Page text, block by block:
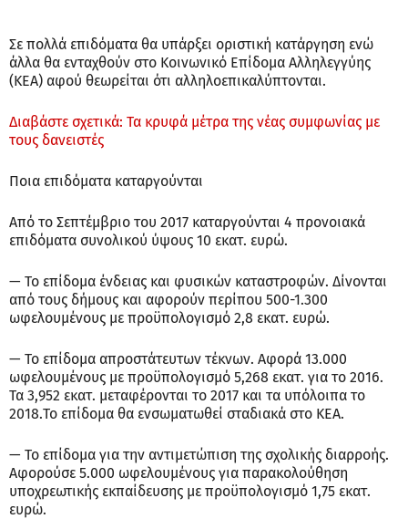
Σε πολλά επιδόματα θα υπάρξει οριστική κατάργηση ενώ
άλλα θα ενταχθούν στο Κοινωνικό Επίδομα Αλληλεγγύης
(ΚΕΑ) αφού θεωρείται ότι αλληλοεπικαλύπτονται.
Διαβάστε σχετικά: Τα κρυφά μέτρα της νέας συμφωνίας με
τους δανειστές
Ποια επιδόματα καταργούνται
Από το Σεπτέμβριο του 2017 καταργούνται 4 προνοιακά
επιδόματα συνολικού ύψους 10 εκατ. ευρώ.
— Το επίδομα ένδειας και φυσικών καταστροφών. Δίνονται
από τους δήμους και αφορούν περίπου 500-1.300
ωφελουμένους με προϋπολογισμό 2,8 εκατ. ευρώ.
— Το επίδομα απροστάτευτων τέκνων. Αφορά 13.000
ωφελουμένους με προϋπολογισμό 5,268 εκατ. για το 2016.
Τα 3,952 εκατ. μεταφέρονται το 2017 και τα υπόλοιπα το
2018.Το επίδομα θα ενσωματωθεί σταδιακά στο ΚΕΑ.
— Το επίδομα για την αντιμετώπιση της σχολικής διαρροής.
Αφορούσε 5.000 ωφελουμένους για παρακολούθηση
υποχρεωτικής εκπαίδευσης με προϋπολογισμό 1,75 εκατ.
ευρώ.